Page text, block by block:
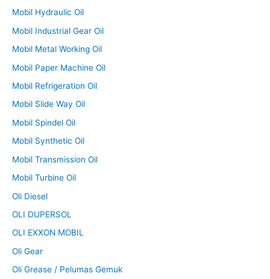
Mobil Hydraulic Oil
Mobil Industrial Gear Oil
Mobil Metal Working Oil
Mobil Paper Machine Oil
Mobil Refrigeration Oil
Mobil Slide Way Oil
Mobil Spindel Oil
Mobil Synthetic Oil
Mobil Transmission Oil
Mobil Turbine Oil
Oli Diesel
OLI DUPERSOL
OLI EXXON MOBIL
Oli Gear
Oli Grease / Pelumas Gemuk